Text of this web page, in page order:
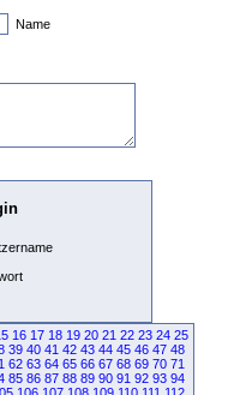
Name
16 17 18 19 20 21 22 23 24 25
39 40 41 42 43 44 45 46 47 48
62 63 64 65 66 67 68 69 70 71
85 86 87 88 89 90 91 92 93 94